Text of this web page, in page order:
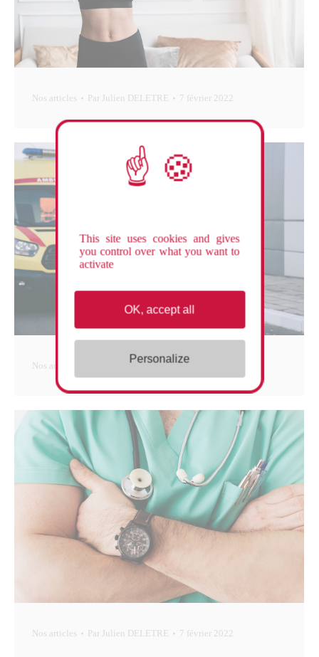
Nos articles Par Julien DELETRE 7 février 2022
Nos articles Julien DELETRE 7 février 2022
Nos articles Par Julien DELETRE 7 février 2022
This site uses cookies and gives
you control over what you want to
activate
OK, accept all
Personalize